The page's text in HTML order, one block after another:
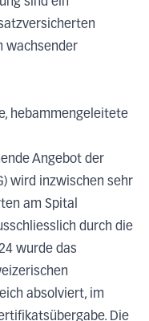
wachsender
hebammengeleitete
Angebot der
wird inzwischen sehr
am Spital
durch die
wurde das
absolviert, im
Die